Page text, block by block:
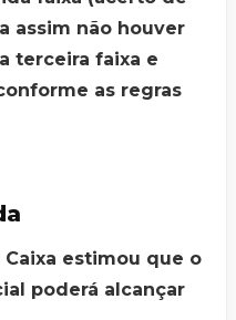
assim não houver
terceira faixa e
as regras
Caixa estimou que o
poderá alcançar